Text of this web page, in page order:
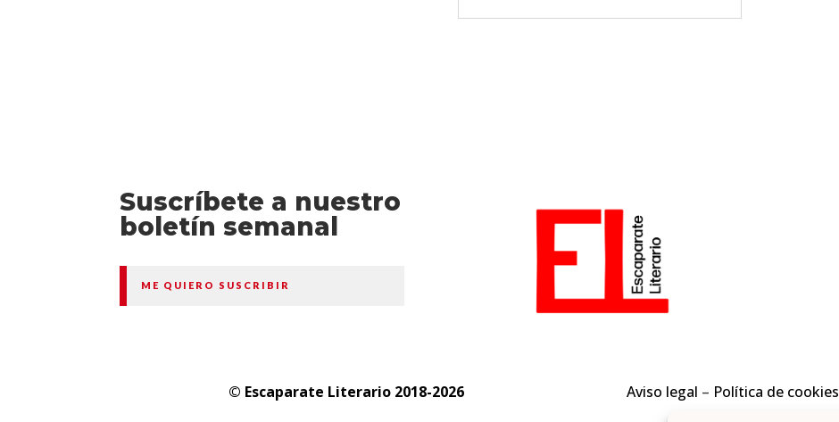
Suscríbete a nuestro
boletín semanal
ME QUIERO SUSCRIBIR
© Escaparate Literario 2018-2026 Aviso legal – Política de cookies